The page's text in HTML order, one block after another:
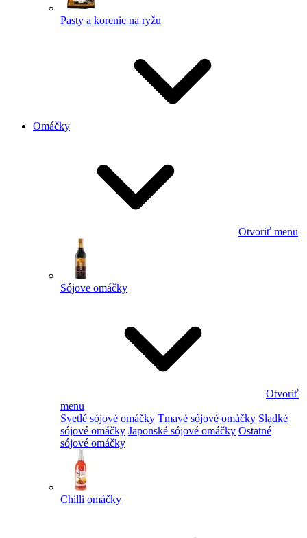
Pasty a korenie na ryžu
Omáčky
Otvoriť menu
Sójove omáčky
Otvoriť
menu
Svetlé sójové omáčky Tmavé sójové omáčky Sladké
sójové omáčky Japonské sójové omáčky Ostatné
sójové omáčky
Chilli omáčky